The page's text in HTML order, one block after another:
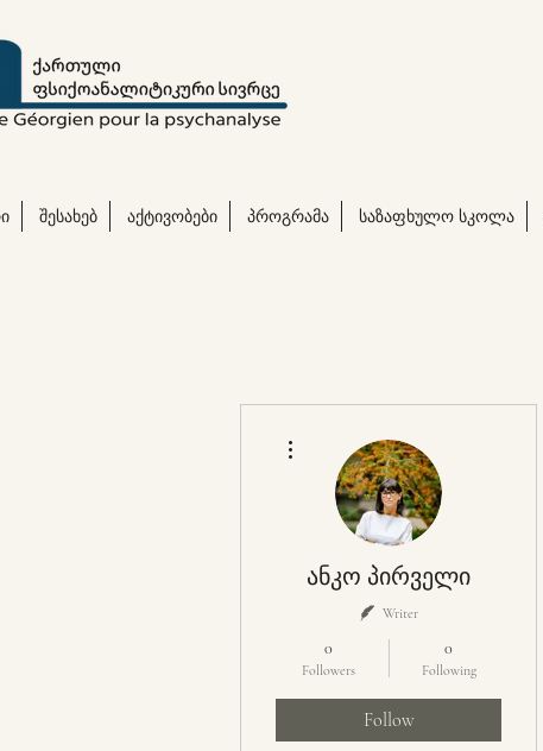
შესახებ აქტივობები პროგრამა საზაფხულო სკოლა
ანკო პირველი
Writer
0
Followers
0
Following
Follow